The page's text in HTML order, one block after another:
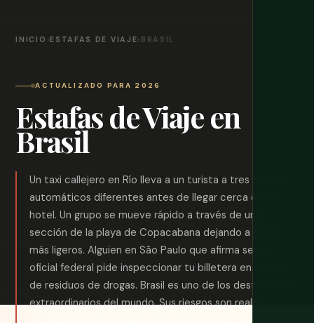
INICIO ›ESTAFAS DE VIAJE› BRASIL
ACTUALIZADO PARA 2026
Estafas de Viaje en
Brasil
Un taxi callejero en Río lleva a un turista a tres cajeros
automáticos diferentes antes de llegar cerca de su
hotel. Un grupo se mueve rápido a través de una
sección de la playa de Copacabana dejando a todos
más ligeros. Alguien en São Paulo que afirma ser un
oficial federal pide inspeccionar tu billetera en busca
de residuos de drogas. Brasil es uno de los destinos más
extraordinarios del mundo. Sus riesgos son reales,